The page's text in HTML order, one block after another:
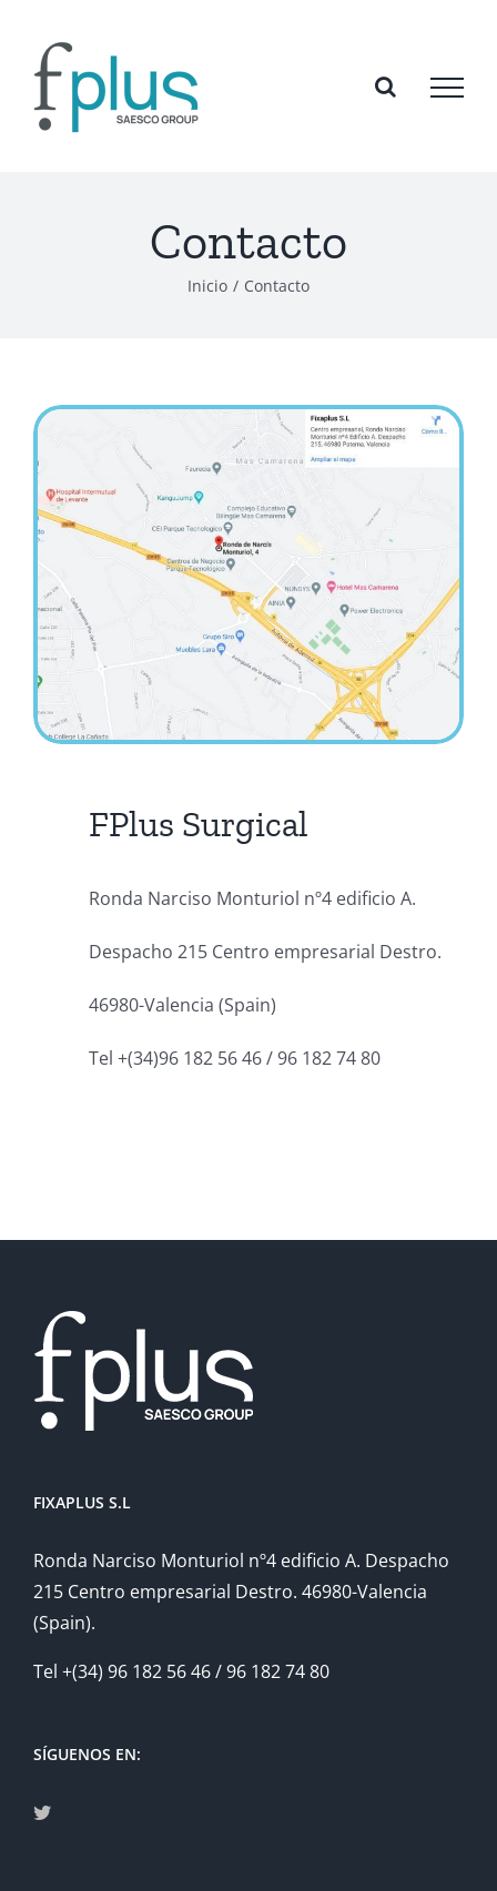
contenido
Contacto
Inicio / Contacto
FPlus Surgical
Ronda Narciso Monturiol nº4 edificio A.
Despacho 215 Centro empresarial Destro.
46980-Valencia (Spain)
Tel +(34)96 182 56 46 / 96 182 74 80
FIXAPLUS S.L
Ronda Narciso Monturiol nº4 edificio A. Despacho
215 Centro empresarial Destro. 46980-Valencia
(Spain).
Tel +(34) 96 182 56 46 / 96 182 74 80
SÍGUENOS EN: